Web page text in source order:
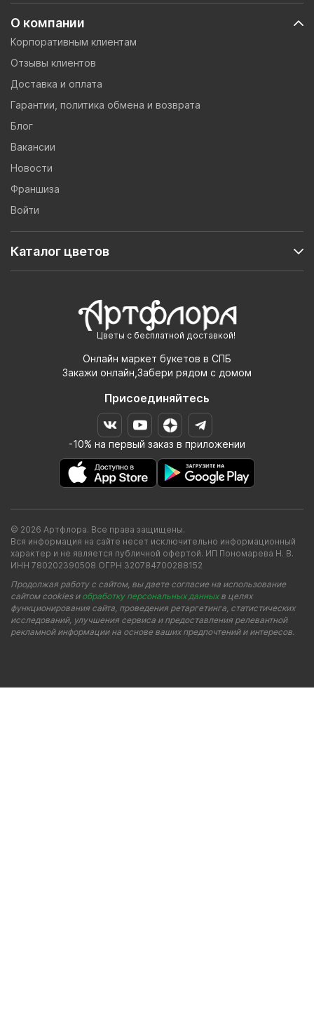
Цветы с бесплатной доставкой!
Онлайн маркет букетов в СПБ
Закажи онлайн,Забери рядом с домом
Присоединяйтесь
-10% на первый заказ в приложении
О компании
Корпоративным клиентам
Отзывы клиентов
Доставка и оплата
Гарантии, политика обмена и возврата
Блог
Вакансии
Новости
Франшиза
Войти
Каталог цветов
© 2026 Артфлора. Все права защищены.
Вся информация на сайте несет исключительно информационный
характер и не является публичной офертой. ИП Пономарева Н. В.
ИНН 780202390508 ОГРН 320784700288152
Продолжая работу с сайтом, вы даете согласие на использование
сайтом cookies и обработку персональных данныхв целях
функционирования сайта, проведения ретаргетинга, статистических
исследований, улучшения сервиса и предоставления релевантной
рекламной информации на основе ваших предпочтений и интересов.